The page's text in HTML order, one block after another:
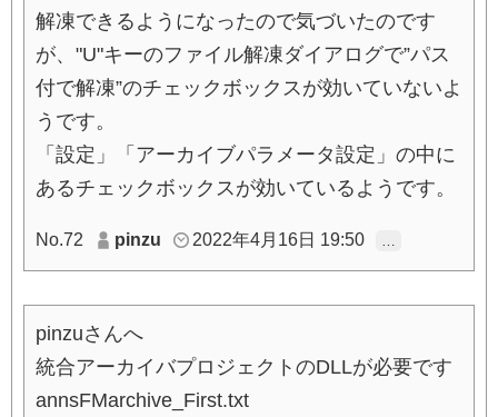
解凍できるようになったので気づいたのです
が、"U"キーのファイル解凍ダイアログで”パス
付で解凍”のチェックボックスが効いていないよ
うです。
「設定」「アーカイブパラメータ設定」の中に
あるチェックボックスが効いているようです。
No.72 pinzu 2022年4月16日 19:50
pinzuさんへ
統合アーカイバプロジェクトのDLLが必要です
annsFMarchive_First.txt